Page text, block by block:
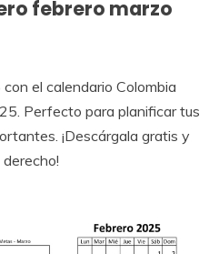
febrero marzo
el calendario Colombia
Perfecto para planificar tus
¡Descárgala gratis y